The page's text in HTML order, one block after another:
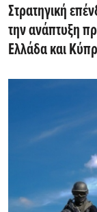
Στρατηγική
την ανάπτυξη
Ελλάδα και